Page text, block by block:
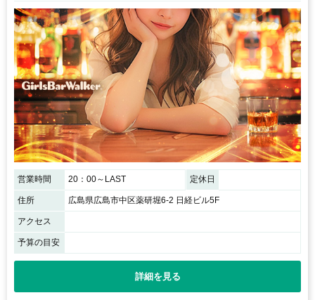
営業時間 20：00～LAST 定休日
住所 広島県広島市中区薬研堀6-2 日経ビル5F
アクセス
予算の目安
詳細を見る